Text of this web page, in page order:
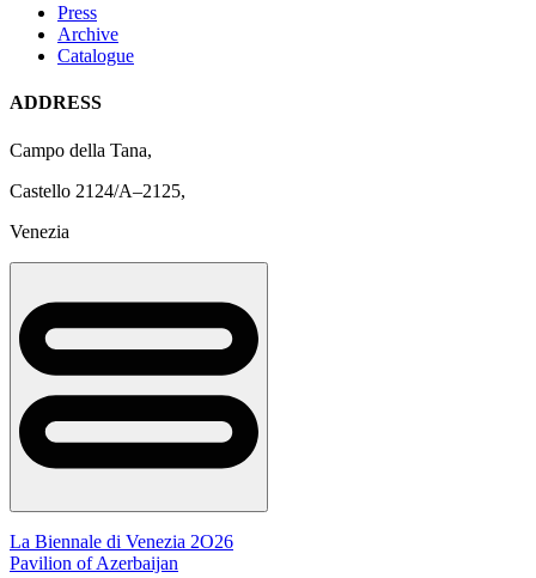
Press
Archive
Catalogue
ADDRESS
Campo della Tana,
Castello 2124/A–2125,
Venezia
La Biennale di Venezia 2O26
Pavilion of Azerbaijan